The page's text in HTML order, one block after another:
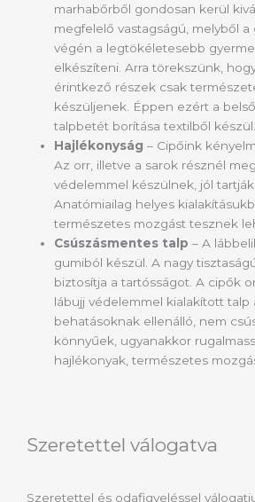
marhabőrből gondosan kerül
megfelelő vastagságú, melyből a
végén a legtökéletesebb
elkészíteni. Arra törekszünk,
érintkező részek csak
készüljenek. Éppen ezért a
talpbetét borítása textilből készül.
Hajlékonyság– Cipőink
Az orr, illetve a sarok résznél
védelemmel készülnek, jól tartják
Anatómiailag helyes
természetes mozgást tesznek
Csúszásmentes talp– A
gumiból készül. A nagy
biztosítja a tartósságot. A cipők
lábujj védelemmel kialakított talp
behatásoknak ellenálló, nem
könnyűek, ugyanakkor
hajlékonyak, természetes
Szeretettel válogatva
Szeretettel és odafigyeléssel